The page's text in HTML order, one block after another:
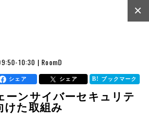
10:30 | RoomD
×
シェア シェア ブックマーク
ーンサイバーセキュリテ
けた取組み